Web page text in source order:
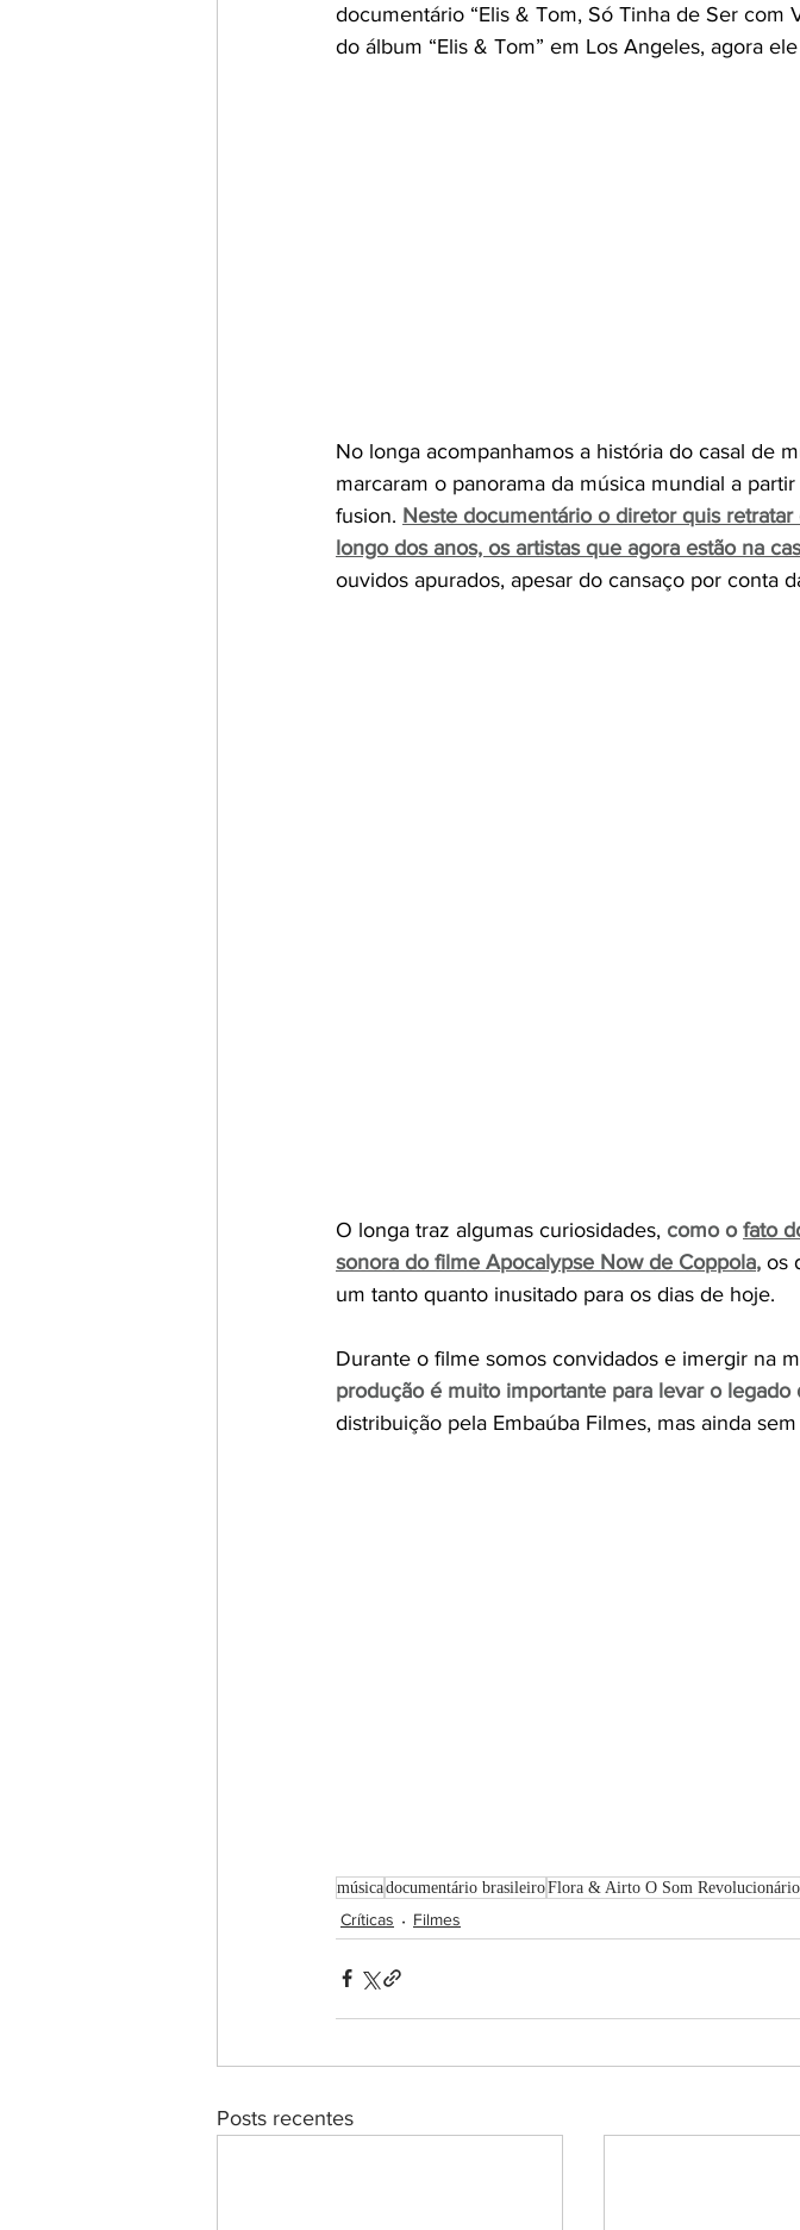
documentário “Elis & Tom, Só Tinha de Ser com
do álbum “Elis & Tom” em Los Angeles, agora
No longa acompanhamos a história do casal de
marcaram o panorama da música mundial a
fusion. Neste documentário o diretor quis
longo dos anos, os artistas que agora estão na
ouvidos apurados, apesar do cansaço por conta
O longa traz algumas curiosidades, como o fato
sonora do filme Apocalypse Now de Coppola, os
um tanto quanto inusitado para os dias de hoje.
Durante o filme somos convidados e imergir na
produção é muito importante para levar o legado
distribuição pela Embaúba Filmes, mas ainda
músicadocumentário brasileiroFlora & Airto O Som Revolucionário
Críticas Filmes
Posts recentes